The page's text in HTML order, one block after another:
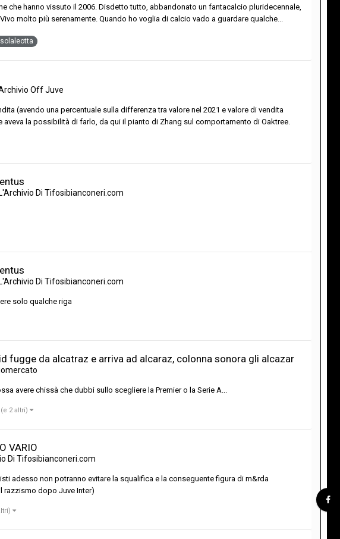
che hanno vissuto il 2006. Disdetto tutto, abbandonato un fantacalcio pluridecennale,
molto più serenamente. Quando ho voglia di calcio vado a guardare qualche...
Off Juve
(avendo una percentuale sulla differenza tra valore nel 2021 e valore di vendita
la possibilità di farlo, da qui il pianto di Zhang sul comportamento di Oaktree.
L'Archivio Di Tifosibianconeri.com
L'Archivio Di Tifosibianconeri.com
solo qualche riga
fugge da alcatraz e arriva ad alcaraz, colonna sonora gli alcazar
avere chissà che dubbi sullo scegliere la Premier o la Serie A...
(e 2 altri)
VARIO
Di Tifosibianconeri.com
adesso non potranno evitare la squalifica e la conseguente figura di m&rda
dopo Juve Inter)